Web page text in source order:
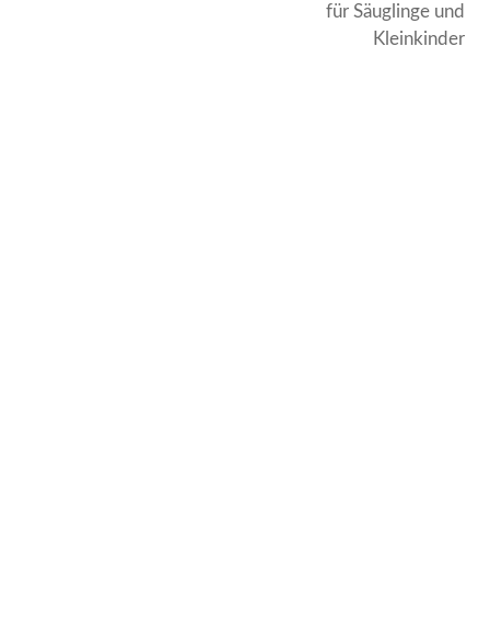
für Säuglinge und
Kleinkinder